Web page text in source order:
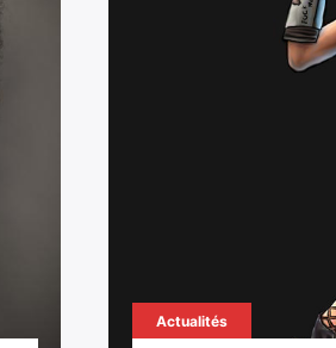
Actualités